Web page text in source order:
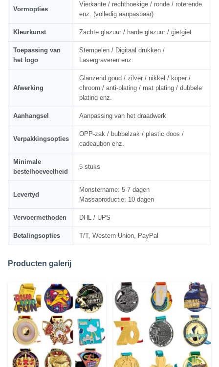
Vormopties
Vierkante / rechthoekige / ronde / roterende
enz. (volledig aanpasbaar)
Kleurkunst Zachte glazuur / harde glazuur / gietgiet
Toepassing van
het logo
Stempelen / Digitaal drukken /
Lasergraveren enz.
Afwerking
Glanzend goud / zilver / nikkel / koper /
chroom / anti-plating / mat plating / dubbele
plating enz.
Aanhangsel Aanpassing van het draadwerk
Verpakkingsopties
OPP-zak / bubbelzak / plastic doos /
cadeaubon enz.
Minimale
bestelhoeveelheid
5 stuks
Levertyd
Monstername: 5-7 dagen
Massaproductie: 10 dagen
Vervoermethoden DHL / UPS
Betalingsopties T/T, Western Union, PayPal
Producten galerij